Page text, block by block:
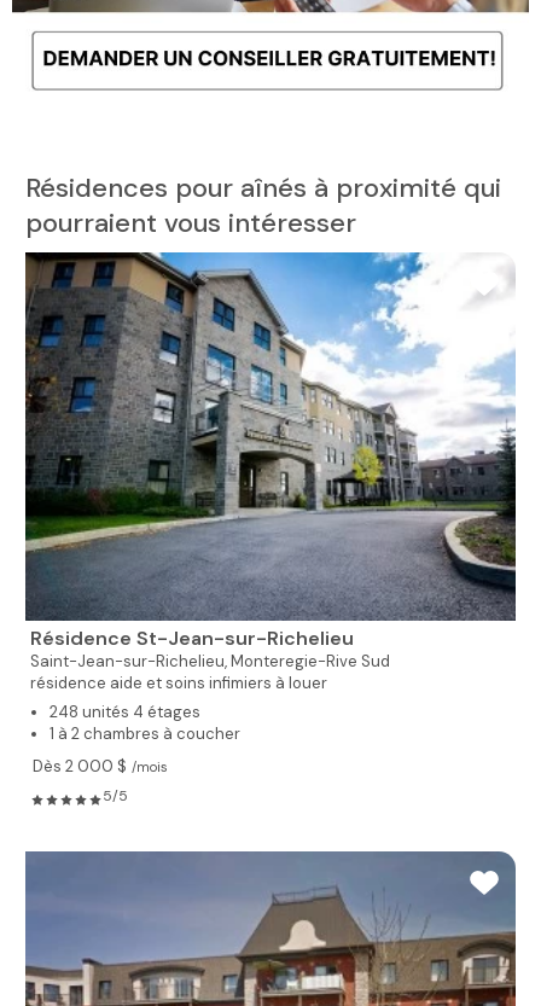
Résidences pour aînés à proximité qui
pourraient vous intéresser
Résidence St-Jean-sur-Richelieu
Saint-Jean-sur-Richelieu,Monteregie-Rive Sud
résidence aide et soins infimiers à louer
248 unités 4 étages
1 à 2 chambres à coucher
Dès 2 000 $ /mois
5/5